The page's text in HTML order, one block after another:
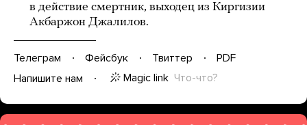
в действие смертник, выходец из Киргизии
Акбаржон Джалилов.
Телеграм Фейсбук Твиттер
PDF
Напишите нам
Magic link Что-что?